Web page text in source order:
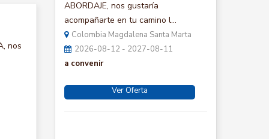
nos
ABORDAJE, nos gustaría
acompañarte en tu camino l...
Colombia Magdalena Santa Marta
2026-08-12 - 2027-08-11
a convenir
Ver Oferta